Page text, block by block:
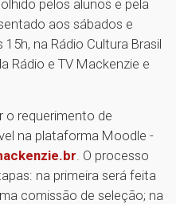
pelos alunos e pela
aos sábados e
na Rádio Cultura Brasil
Rádio e TV Mackenzie e
o requerimento de
na plataforma Moodle -
. O processo
na primeira será feita
comissão de seleção; na